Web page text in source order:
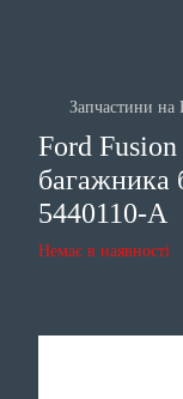
Запчастини на
Ford
багажника
5440110-A
Немає в наявності